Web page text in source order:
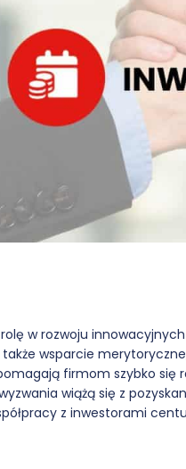
w rozwoju
wsparcie
firmom szybko się
wiążą się z
z inwestorami